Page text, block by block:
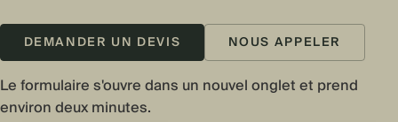
DEMANDER UN DEVIS NOUS APPELER
Le formulaire s'ouvre dans un nouvel onglet et prend
environ deux minutes.